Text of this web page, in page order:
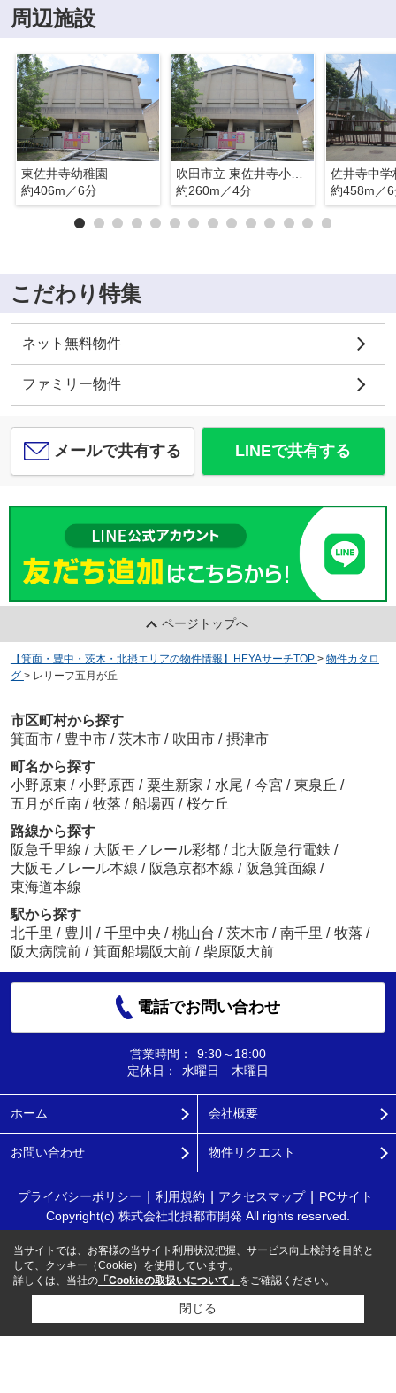
周辺施設
東佐井寺幼稚園
約406m／6分
吹田市立 東佐井寺小学校
約260m／4分
佐井寺中学
約458m／
こだわり特集
ネット無料物件
ファミリー物件
メールで共有する LINEで共有する
ページトップへ
【箕面・豊中・茨木・北摂エリアの物件情報】HEYAサーチTOP > 物件カタロ
グ > レリーフ五月が丘
市区町村から探す
箕面市 / 豊中市 / 茨木市 / 吹田市 / 摂津市
町名から探す
小野原東 / 小野原西 / 粟生新家 / 水尾 / 今宮 / 東泉丘 /
五月が丘南 / 牧落 / 船場西 / 桜ケ丘
路線から探す
阪急千里線 / 大阪モノレール彩都 / 北大阪急行電鉄 /
大阪モノレール本線 / 阪急京都本線 / 阪急箕面線 /
東海道本線
駅から探す
北千里 / 豊川 / 千里中央 / 桃山台 / 茨木市 / 南千里 / 牧落 /
阪大病院前 / 箕面船場阪大前 / 柴原阪大前
電話でお問い合わせ
営業時間：
9:30～18:00
定休日：
水曜日 木曜日
ホーム 会社概要
お問い合わせ 物件リクエスト
プライバシーポリシー 利用規約 アクセスマップ
PCサイト
Copyright(c) 株式会社北摂都市開発 All rights reserved.
当サイトでは、お客様の当サイト利用状況把握、サービス向上検討を目的と
して、クッキー（Cookie）を使用しています。
詳しくは、当社の 「Cookieの取扱いについて」 をご確認ください。
閉じる